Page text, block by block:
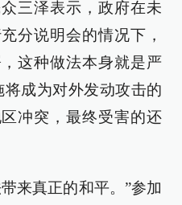
三泽表示，政府在未
分说明会的情况下，
这种做法本身就是严
成为对外发动攻击的
冲突，最终受害的还
来真正的和平。”参加